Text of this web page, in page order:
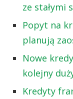
ze stałymi
Popyt na
planują
Nowe
kolejny
Kredyty